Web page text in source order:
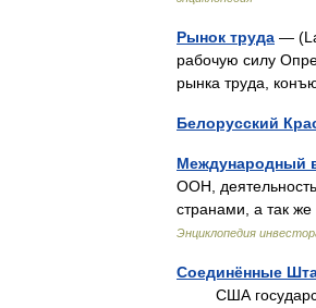
Рынок труда —
рабочую силу
рынка труда,
Белорусский
Международный
ООН,
странами, а так
Энциклопедия
Соединённые
США